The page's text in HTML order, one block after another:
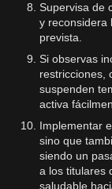
Supervisa de
y reconsidera
prevista.
Si observas
restricciones,
suspenden
activa
Implementar
sino que
siendo un
a los titulares
saludable